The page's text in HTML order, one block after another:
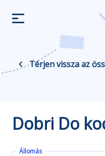
Térjen vissza az
Dobri Do
Állomás